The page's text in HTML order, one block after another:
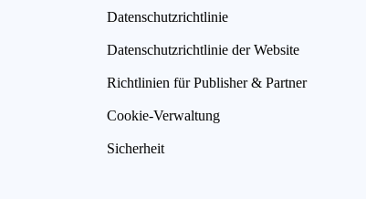
Datenschutzrichtlinie
Datenschutzrichtlinie der Website
Richtlinien für Publisher & Partner
Cookie-Verwaltung
Sicherheit